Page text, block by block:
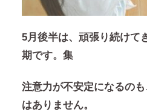
5月後半は、頑張り続けて
期です。集
注意力が不安定になるの
はありません。